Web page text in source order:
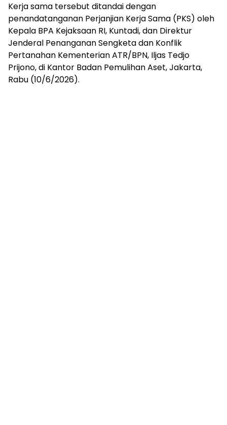
Kerja sama tersebut ditandai dengan
penandatanganan Perjanjian Kerja Sama (PKS) oleh
Kepala BPA Kejaksaan RI, Kuntadi, dan Direktur
Jenderal Penanganan Sengketa dan Konflik
Pertanahan Kementerian ATR/BPN, Iljas Tedjo
Prijono, di Kantor Badan Pemulihan Aset, Jakarta,
Rabu (10/6/2026).